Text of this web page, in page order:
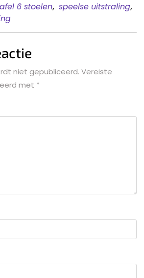
6 stoelen, speelse uitstraling,
niet gepubliceerd. Vereiste
met *